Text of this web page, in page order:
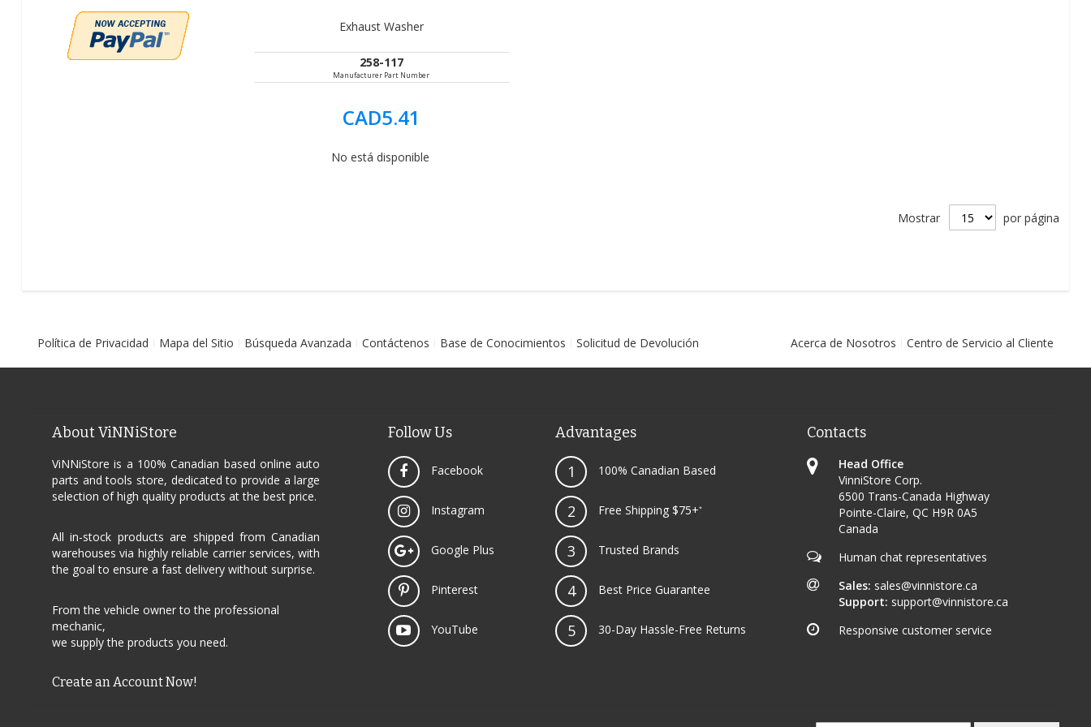
Exhaust Washer
258-117
Manufacturer Part Number
CAD5.41
No está disponible
Mostrar por página
Política de Privacidad Mapa del Sitio Búsqueda Avanzada Contáctenos Base de Conocimientos Solicitud de Devolución Acerca de Nosotros Centro de Servicio al Cliente
About ViNNiStore
ViNNiStore is a 100% Canadian based online auto
parts and tools store, dedicated to provide a large
selection of high quality products at the best price.
All in-stock products are shipped from Canadian
warehouses via highly reliable carrier services, with
the goal to ensure a fast delivery without surprise.
From the vehicle owner to the professional
mechanic,
we supply the products you need.
Create an Account Now!
Follow Us
Facebook
Instagram
Google Plus
Pinterest
YouTube
Advantages
1 100% Canadian Based
2 Free Shipping $75+*
3 Trusted Brands
4 Best Price Guarantee
5 30-Day Hassle-Free Returns
Contacts
Head Office
VinniStore Corp.
6500 Trans-Canada Highway
Pointe-Claire, QC H9R 0A5
Canada
Human chat representatives
Sales: sales@vinnistore.ca
Support: support@vinnistore.ca
Responsive customer service